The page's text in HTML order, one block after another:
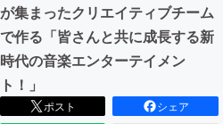
CAMPFIRE for Social Good
CAMPFIREふるさと納税
が集まったクリエイティブチーム
で作る「皆さんと共に成長する新
時代の音楽エンターテイメン
ト！」
ポスト
シェア